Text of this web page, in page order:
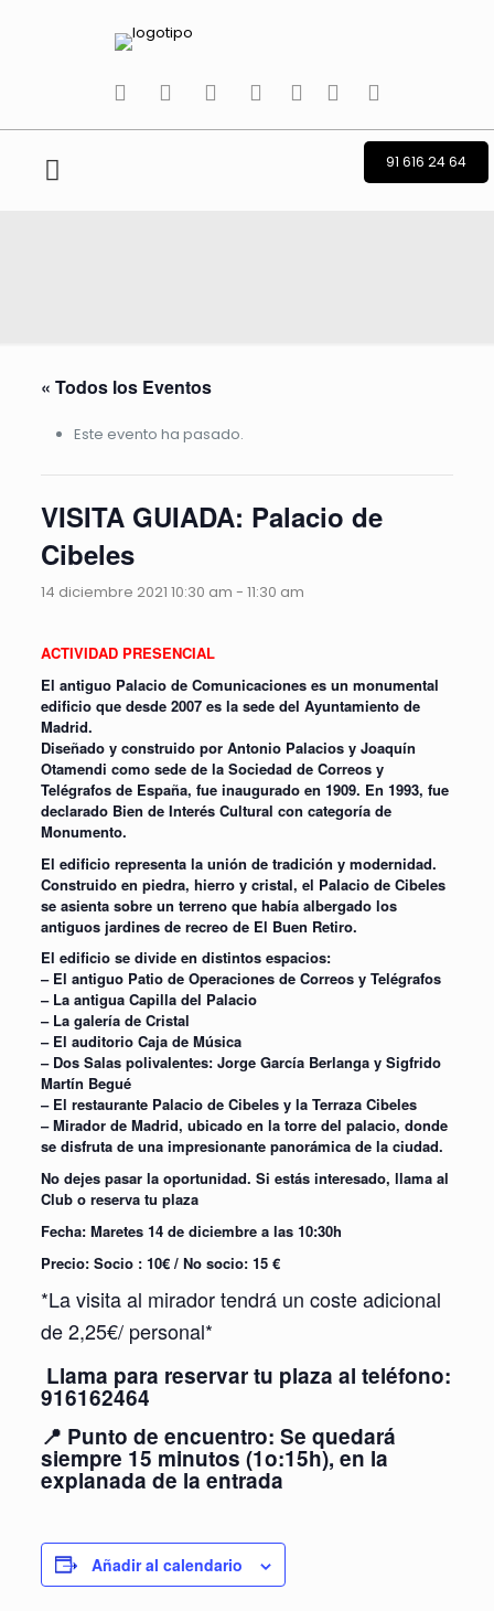
tiktokfacebook
instagram
TwitterYoutube
Telegramwhatsapp
91 616 24 64
« Todos los Eventos
Este evento ha pasado.
VISITA GUIADA: Palacio de
Cibeles
14 diciembre 2021 10:30 am - 11:30 am
ACTIVIDAD PRESENCIAL
El antiguo Palacio de Comunicaciones es un monumental
edificio que desde 2007 es la sede del Ayuntamiento de
Madrid.
Diseñado y construido por Antonio Palacios y Joaquín
Otamendi como sede de la Sociedad de Correos y
Telégrafos de España, fue inaugurado en 1909. En 1993, fue
declarado Bien de Interés Cultural con categoría de
Monumento.
El edificio representa la unión de tradición y modernidad.
Construido en piedra, hierro y cristal, el Palacio de Cibeles
se asienta sobre un terreno que había albergado los
antiguos jardines de recreo de El Buen Retiro.
El edificio se divide en distintos espacios:
– El antiguo Patio de Operaciones de Correos y Telégrafos
– La antigua Capilla del Palacio
– La galería de Cristal
– El auditorio Caja de Música
– Dos Salas polivalentes: Jorge García Berlanga y Sigfrido
Martín Begué
– El restaurante Palacio de Cibeles y la Terraza Cibeles
– Mirador de Madrid, ubicado en la torre del palacio, donde
se disfruta de una impresionante panorámica de la ciudad.
No dejes pasar la oportunidad. Si estás interesado, llama al
Club o reserva tu plaza
Fecha: Maretes 14 de diciembre a las 10:30h
Precio: Socio : 10€ / No socio: 15 €
*La visita al mirador tendrá un coste adicional
de 2,25€/ personal*
Llama para reservar tu plaza al teléfono:
916162464
📍 Punto de encuentro: Se quedará
siempre 15 minutos (1o:15h), en la
explanada de la entrada
Añadir al calendario